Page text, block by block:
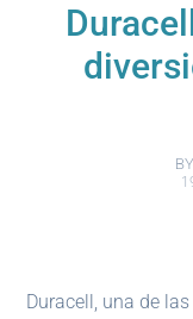
BY
Duracell, una de